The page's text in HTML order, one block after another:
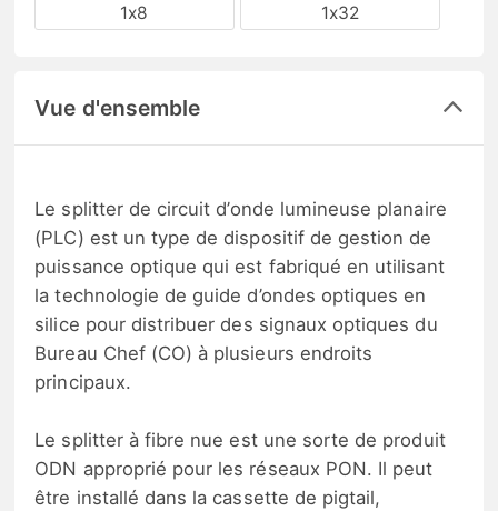
1x8 1x32
Vue d'ensemble
Le splitter de circuit d’onde lumineuse planaire
(PLC) est un type de dispositif de gestion de
puissance optique qui est fabriqué en utilisant
la technologie de guide d’ondes optiques en
silice pour distribuer des signaux optiques du
Bureau Chef (CO) à plusieurs endroits
principaux.
Le splitter à fibre nue est une sorte de produit
ODN approprié pour les réseaux PON. Il peut
être installé dans la cassette de pigtail,